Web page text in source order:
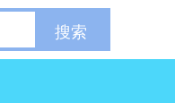
搜索